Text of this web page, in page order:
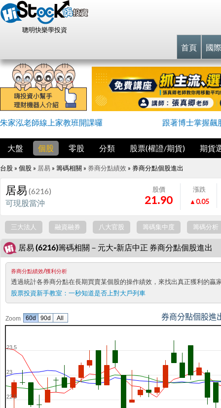
聰明快樂學投資
首頁 國
朱家泓老師線上家教班開課囉 跟著博士掌握飆
大盤 個股 零股 分類 股票(權證/期貨) 期貨
台股 » 個股 » 居易 » 籌碼相關 » 券商分點績效 » 券商分點個股進出
居易 (6216)
可現股當沖
股價
21.90
漲跌
▲0.05
三大法人 融資融券 八大官股 籌碼集中度 籌碼分析
居易 (6216)籌碼相關－元大-新店中正 券商分點個股進出
券商分點績效/獲利分析
透過統計各券商分點在長期買賣某個股的操作績效，來找出真正獲利的
股票投資新手教室： 一秒知道是否上對大戶列車
Zoom 券商分點個股進
22.5
23
23.5
60d 90d All